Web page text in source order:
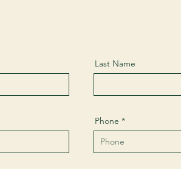
Last Name
Phone